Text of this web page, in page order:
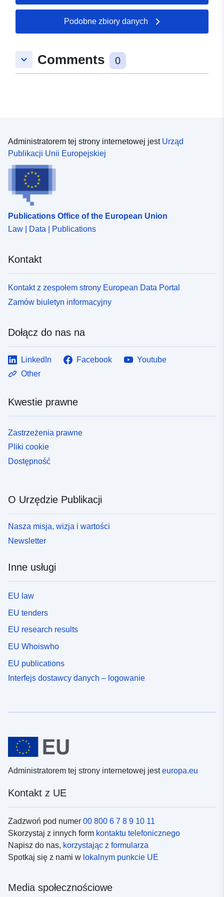
grondwaterkwaliteit-provincie-
gelderland
Podobne zbiory danych
keyboard_arrow_down Comments 0
Administratorem tej strony internetowej jest Urząd
Publikacji Unii Europejskiej
Publications Office of the European Union
Law | Data | Publications
Kontakt
Kontakt z zespołem strony European Data Portal
Zamów biuletyn informacyjny
Dołącz do nas na
LinkedIn Facebook
Youtube
Other
Kwestie prawne
Zastrzeżenia prawne
Pliki cookie
Dostępność
O Urzędzie Publikacji
Nasza misja, wizja i wartości
Newsletter
Inne usługi
EU law
EU tenders
EU research results
EU Whoiswho
EU publications
Interfejs dostawcy danych – logowanie
Administratorem tej strony internetowej jesteuropa.eu
Kontakt z UE
Zadzwoń pod numer 00 800 6 7 8 9 10 11
Skorzystaj z innych form kontaktu telefonicznego
Napisz do nas, korzystając z formularza
Spotkaj się z nami w lokalnym punkcie UE
Media społecznościowe